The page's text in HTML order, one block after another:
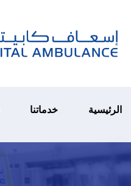
الرئيسية خدماتنا